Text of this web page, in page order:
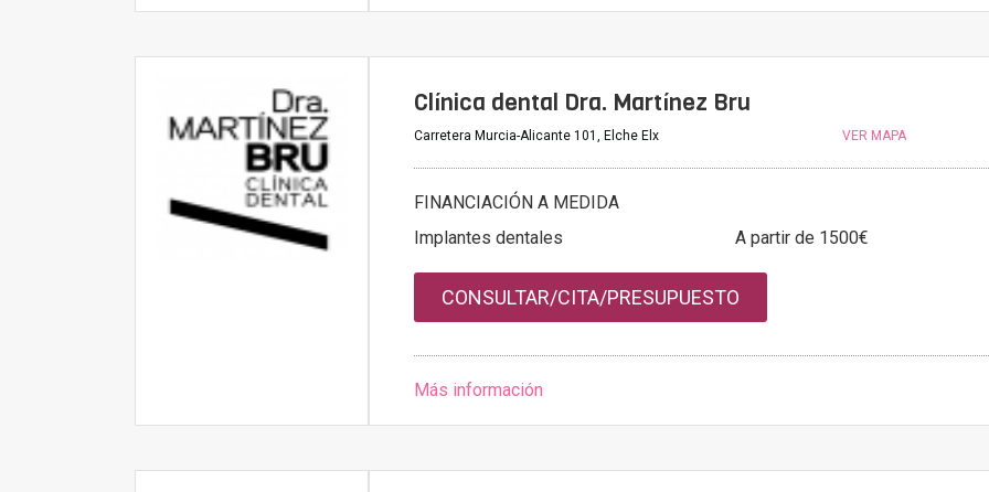
Clínica dental Dra. Martínez Bru
Carretera Murcia-Alicante 101, Elche Elx VER MAPA
FINANCIACIÓN A MEDIDA
Implantes dentales
A partir de 1500€
CONSULTAR/CITA/PRESUPUESTO
Más información